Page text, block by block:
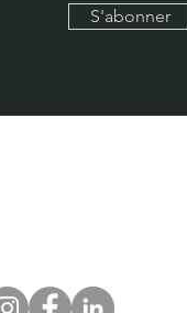
S'abonner